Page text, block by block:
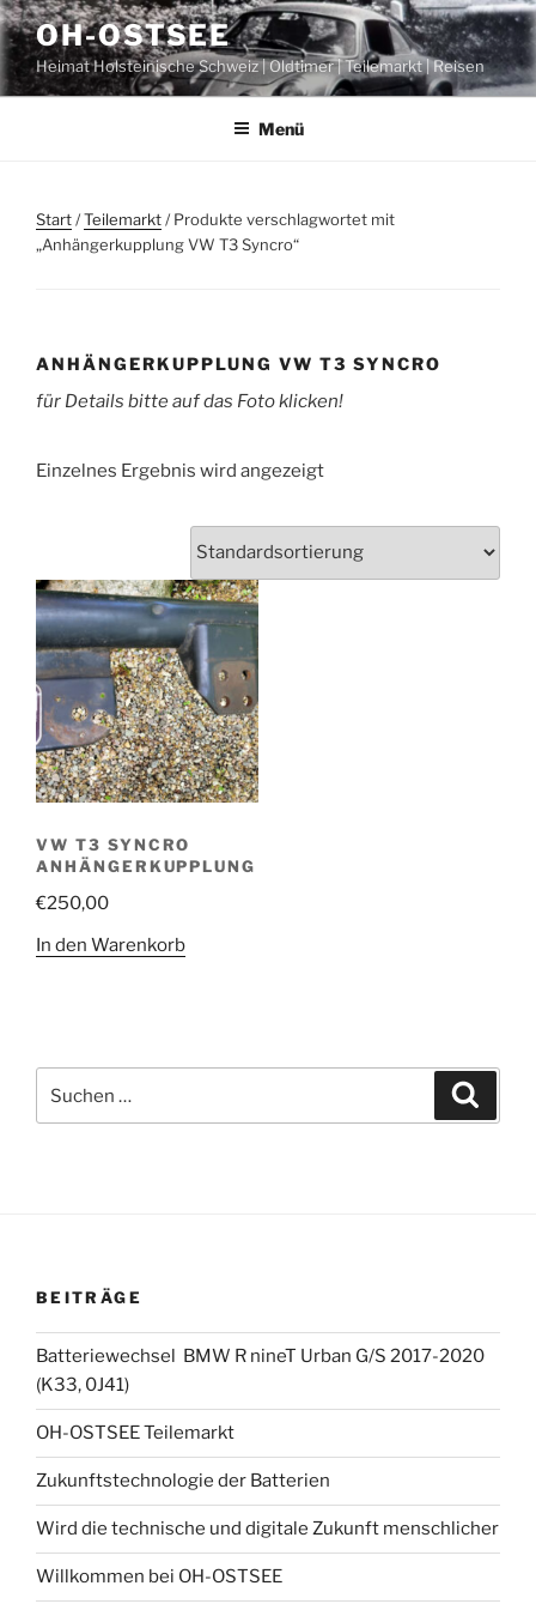
Zum
Inhalt
springen
OH-OSTSEE
Heimat Holsteinische Schweiz | Oldtimer | Teilemarkt | Reisen
Menü
Start/Teilemarkt/ Produkte verschlagwortet mit
„Anhängerkupplung VW T3 Syncro“
ANHÄNGERKUPPLUNG VW T3 SYNCRO
für Details bitte auf das Foto klicken!
Einzelnes Ergebnis wird angezeigt
VW T3 SYNCRO
ANHÄNGERKUPPLUNG
€250,00
In den Warenkorb
nach:
BEITRÄGE
Batteriewechsel BMW R nineT Urban G/S 2017-2020
(K33, 0J41)
OH-OSTSEE Teilemarkt
Zukunftstechnologie der Batterien
Wird die technische und digitale Zukunft menschlicher
Willkommen bei OH-OSTSEE